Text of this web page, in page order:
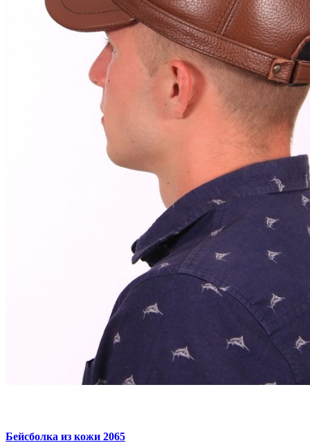
Бейсболка из кожи 2065